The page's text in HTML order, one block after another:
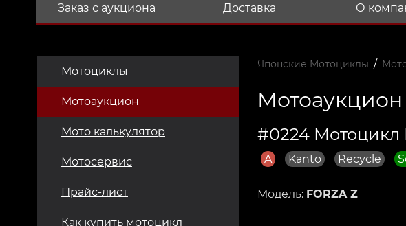
Заказ с аукциона Доставка О
Мотоциклы
Мотоаукцион
Мото калькулятор
Мотосервис
Прайс-лист
Как купить мотоцикл
Японские Мотоциклы /
Мотоаукцион
#0224 Мотоцикл
A Kanto Recycle
Модель: FORZA Z